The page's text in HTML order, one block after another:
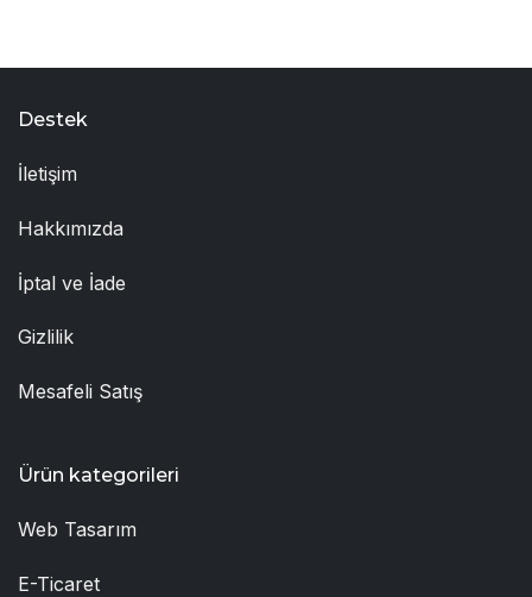
Destek
İletişim
Hakkımızda
İptal ve İade
Gizlilik
Mesafeli Satış
Ürün kategorileri
Web Tasarım
E-Ticaret